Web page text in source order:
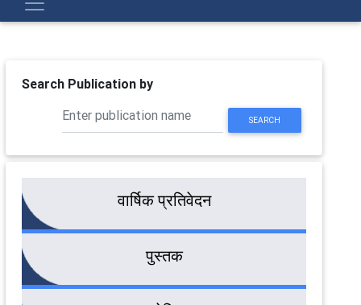
Search Publication by
SEARCH
वार्षिक प्रतिवेदन
पुस्तक